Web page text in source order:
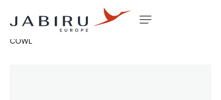
Accueil Non classé
COWL